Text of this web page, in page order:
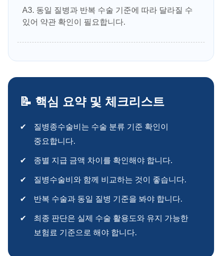
A3. 동일 질병과 반복 수술 기준에 따라 달라질 수
있어 약관 확인이 필요합니다.
📝 핵심 요약 및 체크리스트
질병종수술비는 수술 분류 기준 확인이
중요합니다.
종별 지급 금액 차이를 확인해야 합니다.
질병수술비와 함께 비교하는 것이 좋습니다.
반복 수술과 동일 질병 기준을 봐야 합니다.
최종 판단은 실제 수술 활용도와 유지 가능한
보험료 기준으로 해야 합니다.